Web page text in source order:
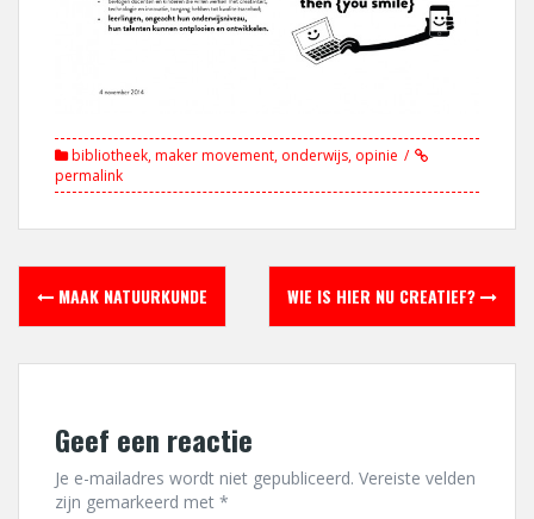
bibliotheek,maker movement, onderwijs, opinie
permalink
Berichtnavigatie
MAAK NATUURKUNDE WIE IS HIER NU CREATIEF?
Geef een reactie
Je e-mailadres wordt niet gepubliceerd. Vereiste velden
zijn gemarkeerd met *